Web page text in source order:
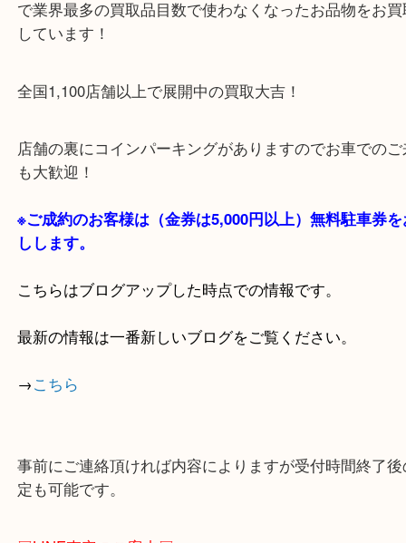
・当店の特徴
貴金属・ブランドなどの他にも鉄道模型・骨董品・
で業界最多の買取品目数で使わなくなったお品物を
しています！
全国1,100店舗以上で展開中の買取大吉！
※ご成約のお客様は（金券は5,000円以上）無料駐車
しします。